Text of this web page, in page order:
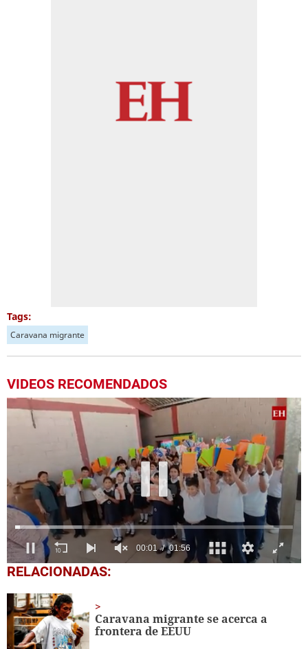
Tags:
Caravana migrante
VIDEOS RECOMENDADOS
0
seconds
minute,
56
seconds
RELACIONADAS:
Caravana migrante se acerca a
frontera de EEUU